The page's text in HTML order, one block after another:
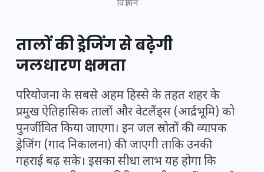
विज्ञापन
तालों की ड्रेजिंग से बढ़ेगी
जलधारण क्षमता
परियोजना के सबसे अहम हिस्से के तहत शहर के
प्रमुख ऐतिहासिक तालों और वेटलैंड्स (आर्द्रभूमि) को
पुनर्जीवित किया जाएगा। इन जल स्रोतों की व्यापक
ड्रेजिंग (गाद निकालना) की जाएगी ताकि उनकी
गहराई बढ़ सके। इसका सीधा लाभ यह होगा कि